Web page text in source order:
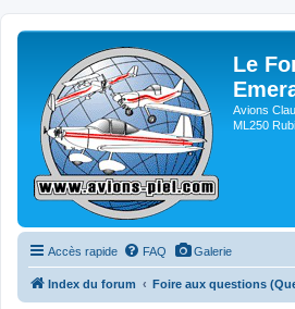
Le
Avions
ML250
Accès rapide FAQ Galerie
Index du forum Foire aux questions